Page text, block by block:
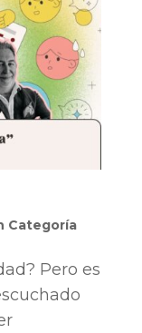
Categoría
Pero es